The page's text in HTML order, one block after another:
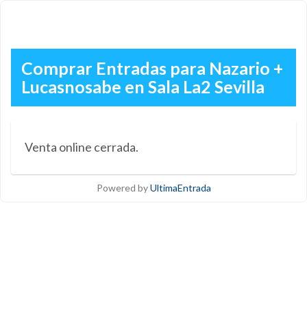
Comprar Entradas para Nazario +
Lucasnosabe en Sala La2 Sevilla
Venta online cerrada.
Powered byUltimaEntrada